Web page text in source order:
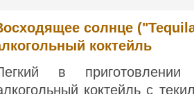
солнце
коктейль
в
коктейль с